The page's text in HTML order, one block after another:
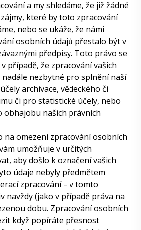
a my shledáme, že již žádné
které by toto zpracování
nebo se ukáže, že námi
osobních údajů přestalo být v
předpisy. Toto právo se
případě, že zpracování vašich
nezbytné pro splnění naší
archivace, vědeckého či
či pro statistické účely, nebo
obhajobu našich právních
na omezení zpracování osobních
umožňuje v určitých
aby došlo k označení vašich
údaje nebyly předmětem
zpracování – v tomto
navždy (jako v případě práva na
dobu. Zpracování osobních
když popíráte přesnost